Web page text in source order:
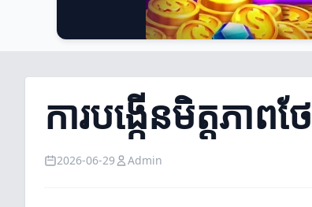
ការបង្កើនមិត្តភា
2026-06-29 Admin